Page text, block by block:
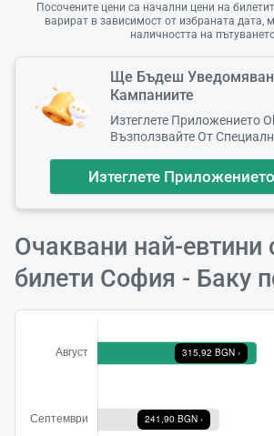
Посочените цени са начални цени на
варират в зависимост от избраната дата,
наличността на
Ще Бъдеш Уведомяван
Кампаниите
Изтеглете Приложението
Възползвайте От
Изтеглете
Очаквани най-евтини
билети София - Баку